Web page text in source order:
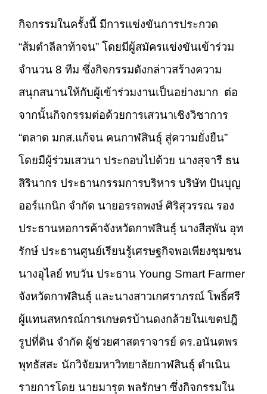
กิจกรรมในครั้งนี้ มีการแข่งขันการประกวด
“ส้มตำลีลาท้าจน” โดยมีผู้สมัครแข่งขันเข้าร่วม
จำนวน 8 ทีม ซึ่งกิจกรรมดังกล่าวสร้างความ
สนุกสนานให้กับผู้เข้าร่วมงานเป็นอย่างมาก ต่อ
จากนั้นกิจกรรมต่อด้วยการเสวนาเชิงวิชาการ
“ตลาด มกส.แก้จน คนกาฬสินธุ์ สู่ความยั่งยืน”
โดยมีผู้ร่วมเสวนา ประกอบไปด้วย นางสุจารี ธน
สิรินากร ประธานกรรมการบริหาร บริษัท ปันบุญ
ออร์แกนิก จำกัด นายอรรถพงษ์ ศิริสุวรรณ รอง
ประธานหอการค้าจังหวัดกาฬสินธุ์ นางสีสุพัน อุท
รักษ์ ประธานศูนย์เรียนรู้เศรษฐกิจพอเพียงชุมชน
นางอุไลย์ ทบวัน ประธาน Young Smart Farmer
จังหวัดกาฬสินธุ์ และนางสาวเกศราภรณ์ โพธิ์ศรี
ผู้แทนสหกรณ์การเกษตรบ้านดงกล้วยในเขตปฎิ
รูปที่ดิน จำกัด ผู้ช่วยศาสตราจารย์ ดร.อนันตพร
พุทธัสสะ นักวิจัยมหาวิทยาลัยกาฬสินธุ์ ดำเนิน
รายการโดย นายมารุต พลรักษา ซึ่งกิจกรรมใน